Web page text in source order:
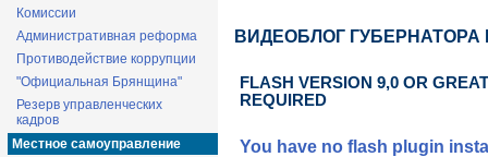
Комиссии
Административная реформа
Противодействие коррупции
"Официальная Брянщина"
Резерв управленческих
кадров
Местное самоуправление
ВИДЕОБЛОГ
FLASH VERSION 9,0 OR
REQUIRED
You have no flash plugin